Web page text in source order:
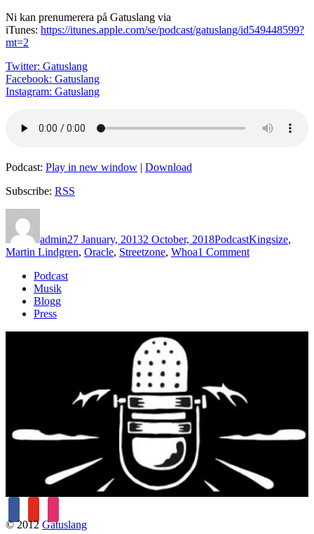
Ni kan prenumerera på Gatuslang via
iTunes: https://itunes.apple.com/se/podcast/gatuslang/id549448599?
mt=2
Twitter: Gatuslang
Facebook: Gatuslang
Instagram: Gatuslang
Podcast: Play in new window | Download
Subscribe: RSS
admin27 January, 20132 October, 2018PodcastKingsize,
Martin Lindgren, Oracle, Streetzone, Whoa1 Commenton
Podcast
Musik
Blogg
Press
© 2012 Gatuslang